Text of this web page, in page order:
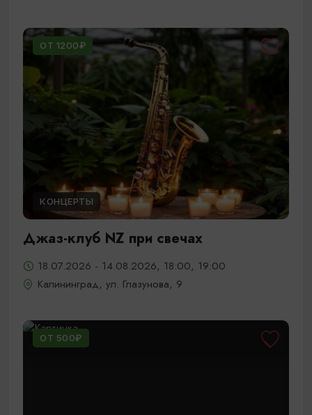
ОТ 1200₽
КОНЦЕРТЫ
Джаз-клуб NZ при свечах
18.07.2026 - 14.08.2026, 18:00, 19:00
Калининград, ул. Глазунова, 9
ОТ 500₽